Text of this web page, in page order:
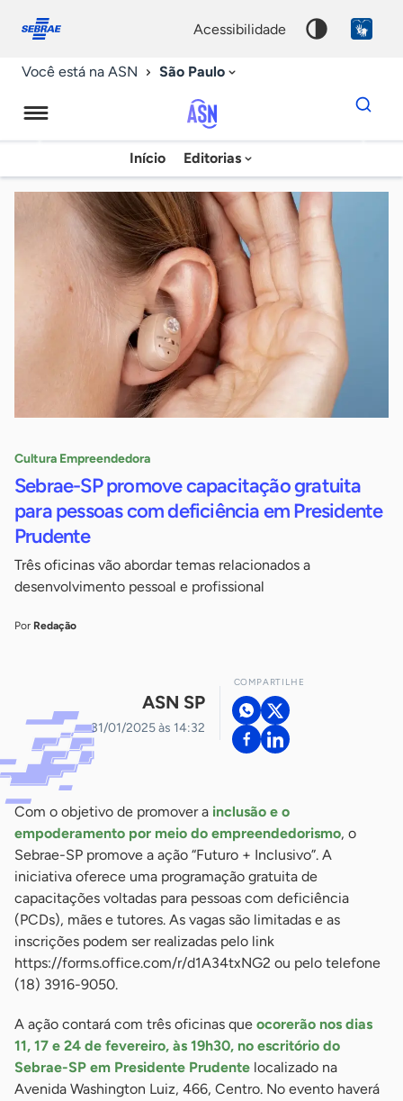
conosco
acessibilidade
Você está na ASN São Paulo
Agência
Sebrae
de
Notícias
Início Editorias
Dados
para
chave
Cultura Empreendedora
Sebrae-SP promove capacitação gratuita
para pessoas com deficiência em Presidente
Prudente
Três oficinas vão abordar temas relacionados a
desenvolvimento pessoal e profissional
Por Redação
ASN SP
31/01/2025 às 14:32
COMPARTILHE
Com o objetivo de promover a inclusão e o
empoderamento por meio do empreendedorismo, o
Sebrae-SP promove a ação “Futuro + Inclusivo”. A
iniciativa oferece uma programação gratuita de
capacitações voltadas para pessoas com deficiência
(PCDs), mães e tutores. As vagas são limitadas e as
inscrições podem ser realizadas pelo link
https://forms.office.com/r/d1A34txNG2 ou pelo telefone
(18) 3916-9050.
A ação contará com três oficinas que ocorerão nos dias
11, 17 e 24 de fevereiro, às 19h30, no escritório do
Sebrae-SP em Presidente Prudente localizado na
Avenida Washington Luiz, 466, Centro. No evento haverá